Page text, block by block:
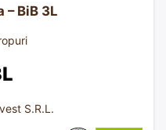
– BiB 3L
S.R.L.